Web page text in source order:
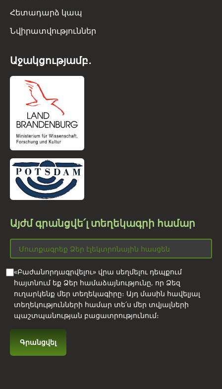
Հետադարձ կապ
Նվիրատվություններ
Աջակցությամբ․
Այժմ գրանցվե՛լ տեղեկագրի համար
«Բաժանորդագրվելու» վրա սեղմելու դեպքում
հայտնում եք Ձեր համաձայնությունը, որ Ձեզ
ուղարկենք մեր տեղեկագիրը։ Այդ մասին հավելյալ
տեղեկությունների համար տե՛ս մեր տվյալների
պաշտպանության բացատրությունում։